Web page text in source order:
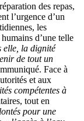
des repas,
l’urgence d’un
les
d’une telle
elle, la dignité
de tout un
Face à
et aux
compétentes à
tout en
pour une